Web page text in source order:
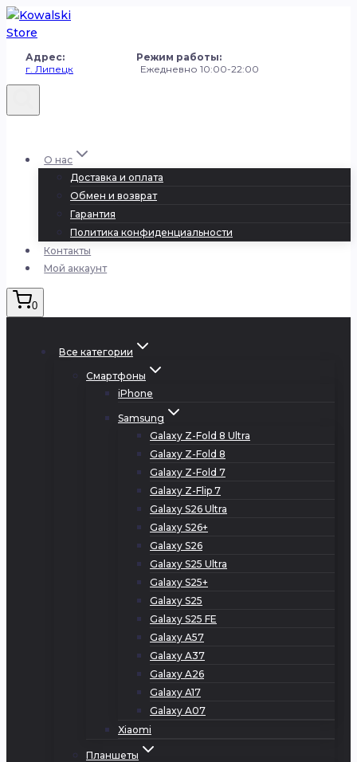
Перейти
к
Адрес: Режим работы:
г. Липецк Ежедневно 10:00-22:00
О нас
Доставка и оплата
Обмен и возврат
Гарантия
Политика конфиденциальности
Контакты
Мой аккаунт
0
Все категории
Смартфоны
iPhone
Samsung
Galaxy Z-Fold 8 Ultra
Galaxy Z-Fold 8
Galaxy Z-Fold 7
Galaxy Z-Flip 7
Galaxy S26 Ultra
Galaxy S26+
Galaxy S26
Galaxy S25 Ultra
Galaxy S25+
Galaxy S25
Galaxy S25 FE
Galaxy A57
Galaxy A37
Galaxy A26
Galaxy A17
Galaxy A07
Xiaomi
Планшеты